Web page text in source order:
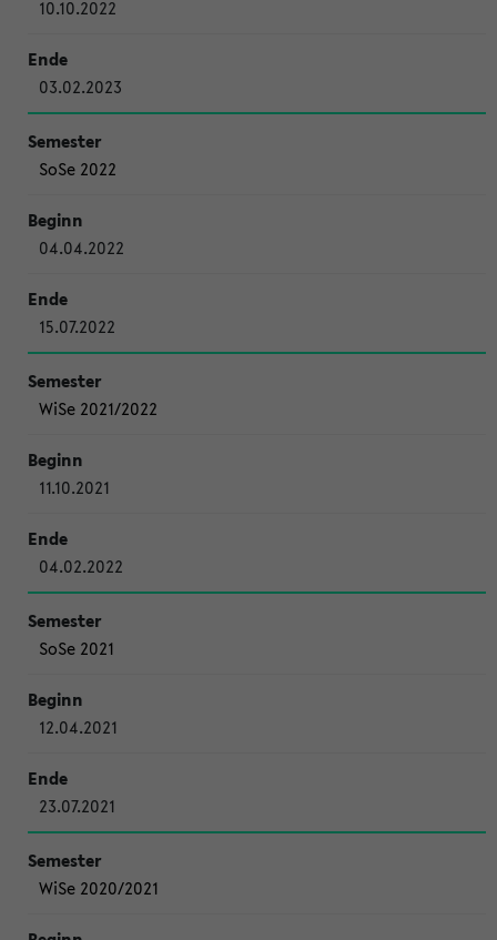
10.10.2022
03.02.2023
SoSe 2022
04.04.2022
15.07.2022
WiSe 2021/2022
11.10.2021
04.02.2022
SoSe 2021
12.04.2021
23.07.2021
WiSe 2020/2021